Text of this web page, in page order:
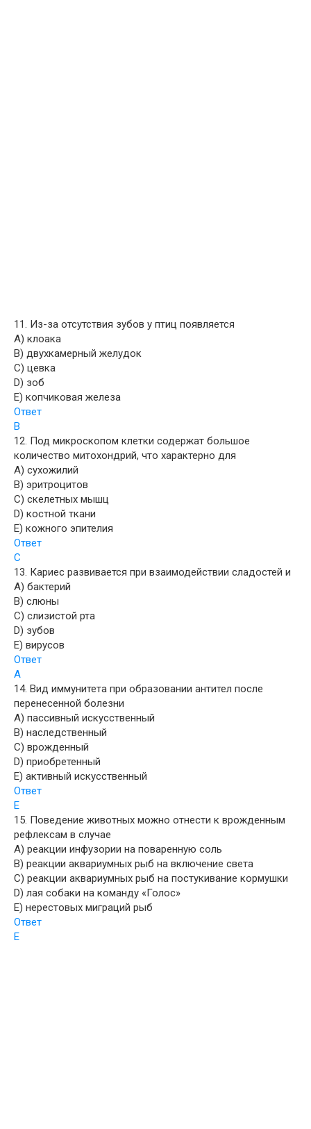
11. Из-за отсутствия зубов у птиц появляется
A) клоака
B) двухкамерный желудок
C) цевка
D) зоб
E) копчиковая железа
Ответ
B
12. Под микроскопом клетки содержат большое
количество митохондрий, что характерно для
A) сухожилий
B) эритроцитов
C) скелетных мышц
D) костной ткани
E) кожного эпителия
Ответ
C
13. Кариес развивается при взаимодействии сладостей и
A) бактерий
B) слюны
C) слизистой рта
D) зубов
E) вирусов
Ответ
A
14. Вид иммунитета при образовании антител после
перенесенной болезни
A) пассивный искусственный
B) наследственный
C) врожденный
D) приобретенный
E) активный искусственный
Ответ
E
15. Поведение животных можно отнести к врожденным
рефлексам в случае
A) реакции инфузории на поваренную соль
B) реакции аквариумных рыб на включение света
C) реакции аквариумных рыб на постукивание кормушки
D) лая собаки на команду «Голос»
E) нерестовых миграций рыб
Ответ
E